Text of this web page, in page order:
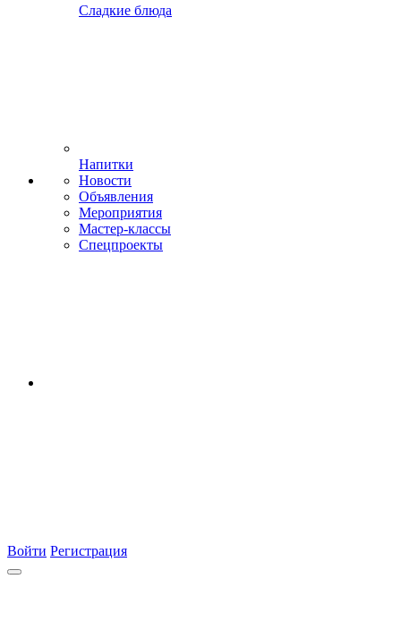
Сладкие блюда
Напитки
Новости
Объявления
Мероприятия
Мастер-классы
Спецпроекты
Войти Регистрация